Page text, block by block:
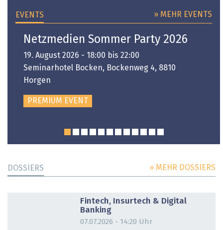
EVENTS » MEHR EVENTS
Netzmedien Sommer Party 2026
19. August 2026 - 18:00 bis 22:00
Seminarhotel Bocken, Bockenweg 4, 8810
Horgen
PREMIUM EVENT
DOSSIERS » MEHR DOSSIERS
Fintech, Insurtech & Digital
Banking
07.07.2026 - 14:20 Uhr